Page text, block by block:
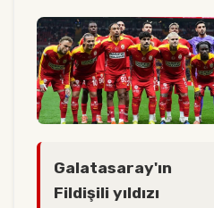
Galatasaray'ın
Fildişili yıldızı